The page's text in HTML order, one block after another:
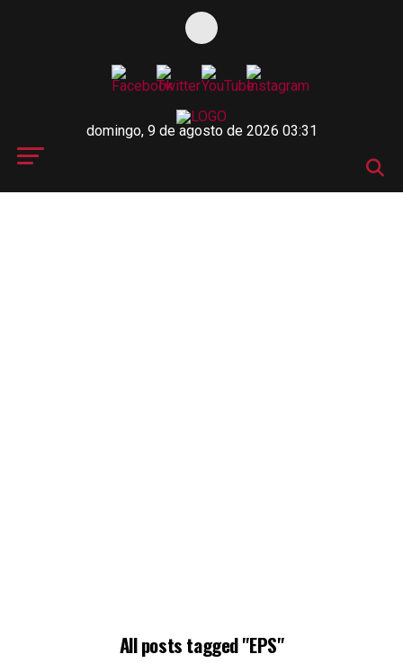
domingo, 9 de agosto de 2026 03:31
All posts tagged "EPS"